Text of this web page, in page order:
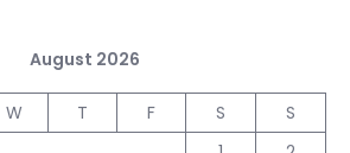
August 2026
W T F S
S